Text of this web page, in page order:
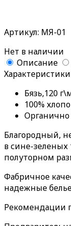
Артикул: МЯ-01
Нет в наличии
Описание
Характеристики
Бязь,120
100%
Благородный,
в сине-зеленых
полуторном
Фабричное
надежные
Рекомендации